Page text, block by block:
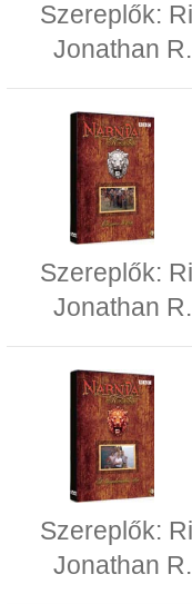
Szereplők:
Jonathan
Szereplők:
Jonathan
Szereplők:
Jonathan